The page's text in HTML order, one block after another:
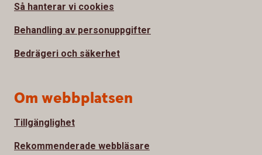
Så hanterar vi cookies
Behandling av personuppgifter
Bedrägeri och säkerhet
Om webbplatsen
Tillgänglighet
Rekommenderade webbläsare